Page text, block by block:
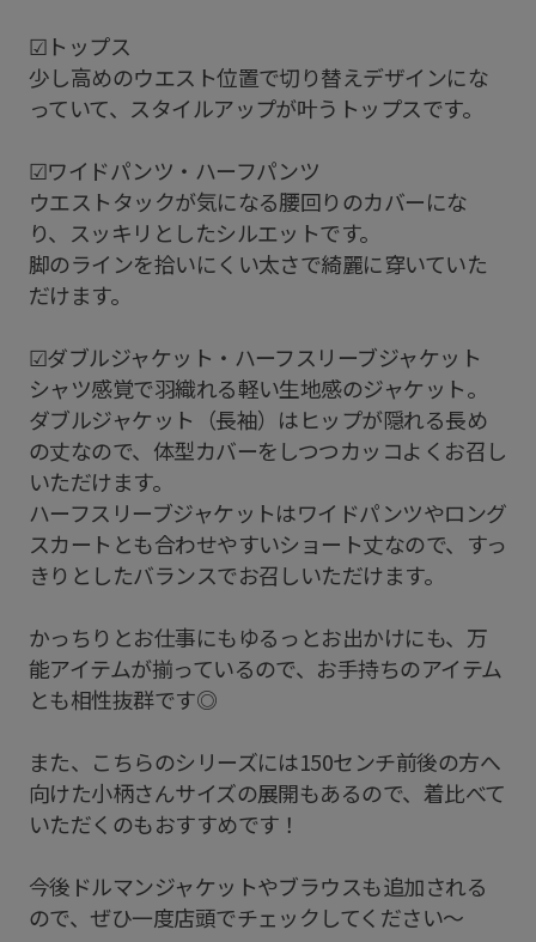
☑︎トップス
少し高めのウエスト位置で切り替えデザインにな
っていて、スタイルアップが叶うトップスです。
☑︎ワイドパンツ・ハーフパンツ
ウエストタックが気になる腰回りのカバーにな
り、スッキリとしたシルエットです。
脚のラインを拾いにくい太さで綺麗に穿いていた
だけます。
☑︎ダブルジャケット・ハーフスリーブジャケット
シャツ感覚で羽織れる軽い生地感のジャケット。
ダブルジャケット（長袖）はヒップが隠れる長め
の丈なので、体型カバーをしつつカッコよくお召し
いただけます。
ハーフスリーブジャケットはワイドパンツやロング
スカートとも合わせやすいショート丈なので、すっ
きりとしたバランスでお召しいただけます。
かっちりとお仕事にもゆるっとお出かけにも、万
能アイテムが揃っているので、お手持ちのアイテム
とも相性抜群です◎
また、こちらのシリーズには150センチ前後の方へ
向けた小柄さんサイズの展開もあるので、着比べて
いただくのもおすすめです！
今後ドルマンジャケットやブラウスも追加される
ので、ぜひ一度店頭でチェックしてください〜